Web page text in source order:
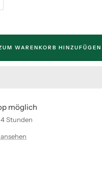
WARENKORB HINZUFÜGEN
möglich
Stunden